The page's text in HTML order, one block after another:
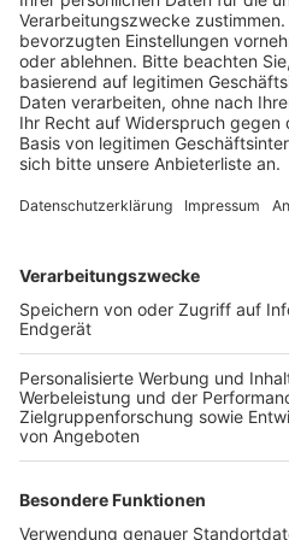
Besucher gleichzeitig in
Veröffentlicht:Montag,
Anzeige
Und - wer rein will, der muss
bleibt zu, heißt es vom Zoo.
sind geöffnet – hier gibt es
Getränke nur zum
Donnerstag sind auch die
Es gibt keine Führungen und
Fütterungen. Und die
Tierhäuser und das Aquarium
Zooleitung.